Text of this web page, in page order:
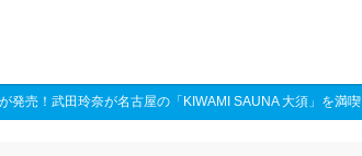
発売！武田玲奈が名古屋の「KIWAMI SAUNA 大須」を満喫